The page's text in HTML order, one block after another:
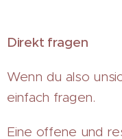
Direkt fragen
Wenn du also
einfach fragen.
Eine offene und